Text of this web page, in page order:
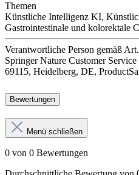
Themen
Künstliche Intelligenz KI,
Gastrointestinale und kolorektale
Verantwortliche Person gemäß
Springer Nature Customer
69115, Heidelberg, DE,
Bewertungen
Menü schließen
0 von 0 Bewertungen